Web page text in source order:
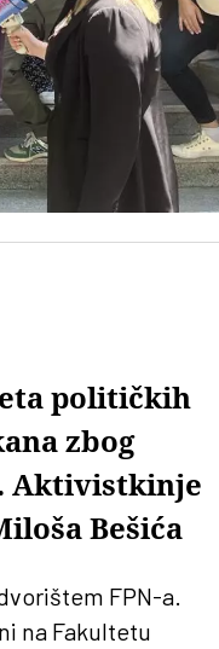
političkih
zbog
Aktivistkinje
Bešića
FPN-a.
na Fakultetu